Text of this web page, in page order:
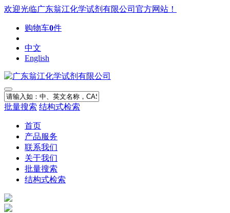
欢迎光临广东翁江化学试剂有限公司官方网站！
购物车0件
中文
English
批量搜索 结构式检索
首页
产品服务
联系我们
关于我们
批量搜索
结构式检索